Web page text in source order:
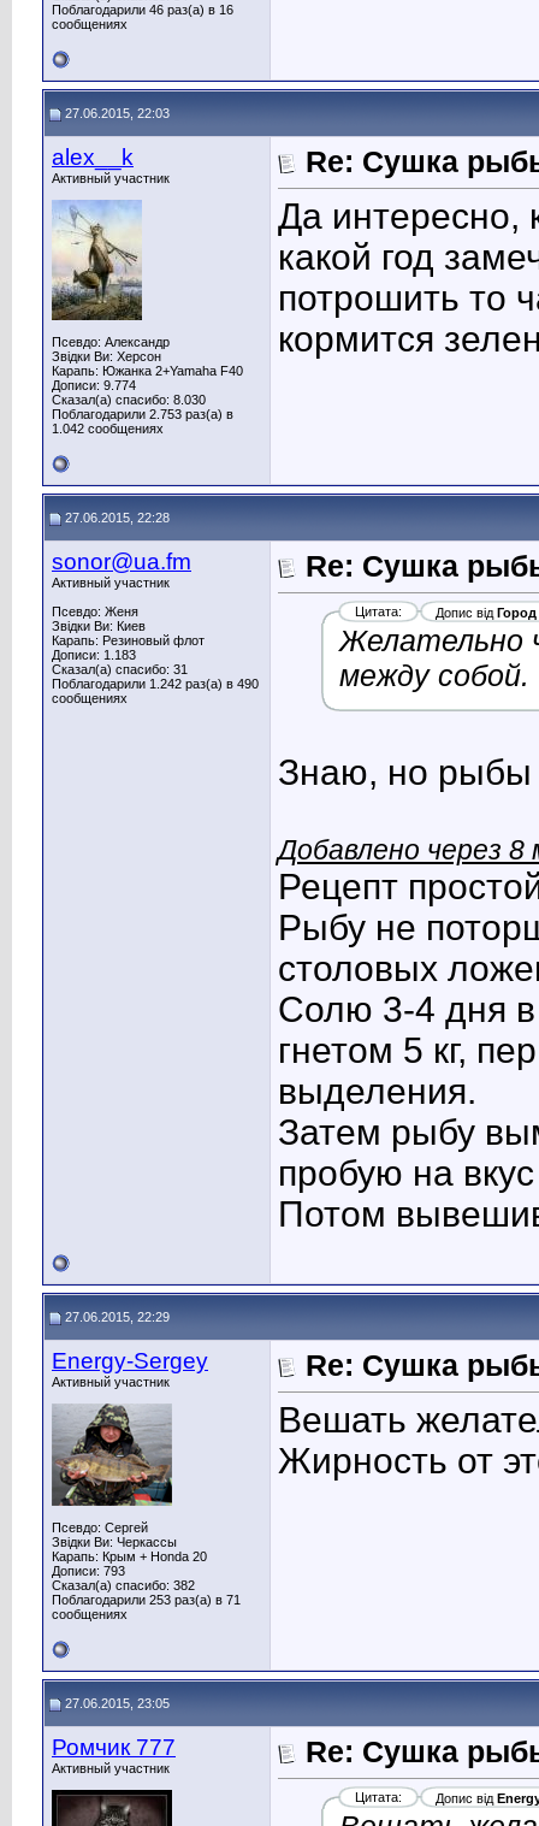
Поблагодарили 46 раз(а) в 16
сообщениях
27.06.2015, 22:03
alex__k
Активный участник
Псевдо: Александр
Звідки Ви: Херсон
Карапь: Южанка 2+Yamaha F40
Дописи: 9.774
Сказал(а) спасибо: 8.030
Поблагодарили 2.753 раз(а) в
1.042 сообщениях
Re: Сушка
Да интересно,
какой год
потрошить то
кормится
27.06.2015, 22:28
sonor@ua.fm
Активный участник
Псевдо: Женя
Звідки Ви: Киев
Карапь: Резиновый флот
Дописи: 1.183
Сказал(а) спасибо: 31
Поблагодарили 1.242 раз(а) в 490
сообщениях
Re: Сушка
Цитата: Допис від
Желательно
между собой.
Знаю, но рыбы
Добавлено через
Рецепт
Рыбу не
столовых
Солю 3-4 дня в
гнетом 5 кг,
выделения.
Затем рыбу
пробую на
Потом
27.06.2015, 22:29
Energy-Sergey
Активный участник
Псевдо: Сергей
Звідки Ви: Черкассы
Карапь: Крым + Honda 20
Дописи: 793
Сказал(а) спасибо: 382
Поблагодарили 253 раз(а) в 71
сообщениях
Re: Сушка
Вешать
Жирность от
27.06.2015, 23:05
Ромчик 777
Активный участник Re: Сушка
Цитата: Допис від